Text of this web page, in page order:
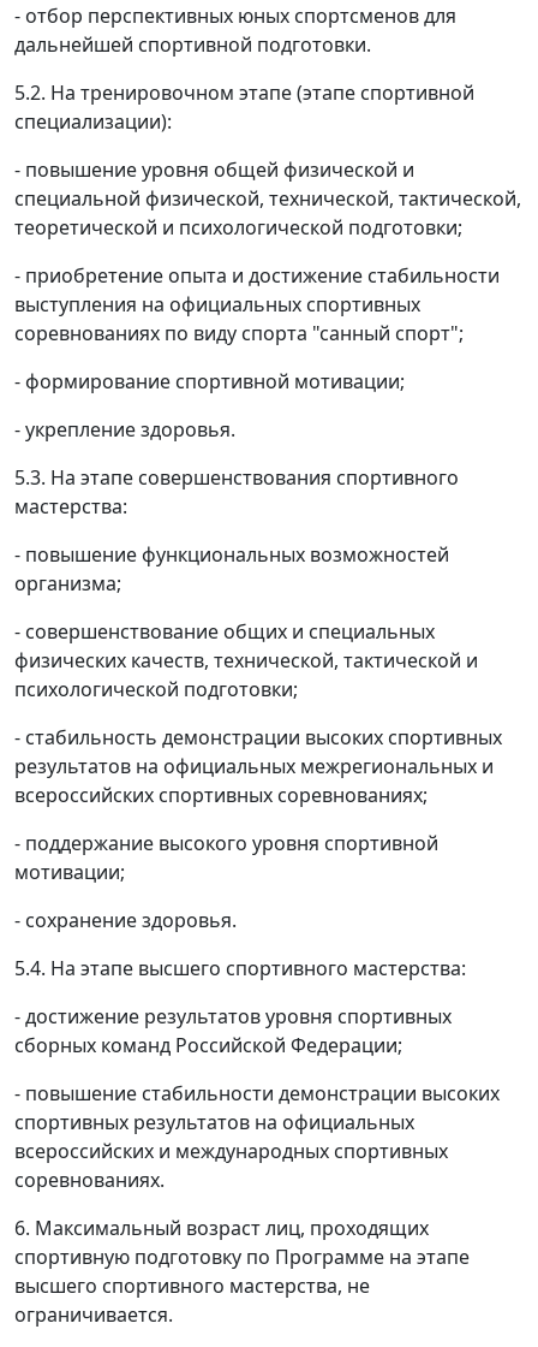
- отбор перспективных юных спортсменов для
дальнейшей спортивной подготовки.
5.2. На тренировочном этапе (этапе спортивной
специализации):
- повышение уровня общей физической и
специальной физической, технической, тактической,
теоретической и психологической подготовки;
- приобретение опыта и достижение стабильности
выступления на официальных спортивных
соревнованиях по виду спорта "санный спорт";
- формирование спортивной мотивации;
- укрепление здоровья.
5.3. На этапе совершенствования спортивного
мастерства:
- повышение функциональных возможностей
организма;
- совершенствование общих и специальных
физических качеств, технической, тактической и
психологической подготовки;
- стабильность демонстрации высоких спортивных
результатов на официальных межрегиональных и
всероссийских спортивных соревнованиях;
- поддержание высокого уровня спортивной
мотивации;
- сохранение здоровья.
5.4. На этапе высшего спортивного мастерства:
- достижение результатов уровня спортивных
сборных команд Российской Федерации;
- повышение стабильности демонстрации высоких
спортивных результатов на официальных
всероссийских и международных спортивных
соревнованиях.
6. Максимальный возраст лиц, проходящих
спортивную подготовку по Программе на этапе
высшего спортивного мастерства, не
ограничивается.